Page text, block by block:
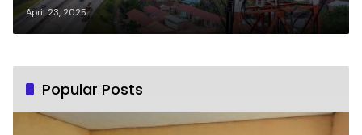
April 23, 2025
Popular Posts